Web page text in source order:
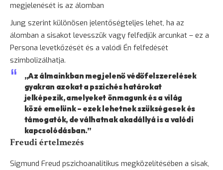
megjelenését is az álomban
Jung szerint különösen jelentőségteljes lehet, ha az
álomban a sisakot levesszük vagy felfedjük arcunkat – ez a
Persona levetkőzését és a valódi Én felfedését
szimbolizálhatja.
„Az álmainkban megjelenő védőfelszerelések
gyakran azokat a pszichés határokat
jelképezik, amelyeket önmagunk és a világ
közé emelünk – ezek lehetnek szükségesek és
támogatók, de válhatnak akadállyá is a valódi
kapcsolódásban.”
Freudi értelmezés
Sigmund Freud pszichoanalitikus megközelítésében a sisak,